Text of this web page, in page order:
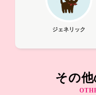
ジェネリック
その